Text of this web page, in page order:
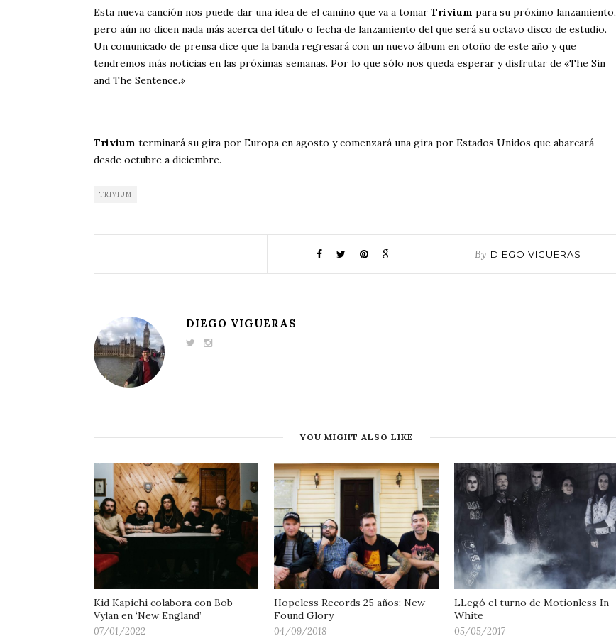
Esta nueva canción nos puede dar una idea de el camino que va a tomar Trivium para su próximo lanzamiento,
pero aún no dicen nada más acerca del título o fecha de lanzamiento del que será su octavo disco de estudio.
Un comunicado de prensa dice que la banda regresará con un nuevo álbum en otoño de este año y que
tendremos más noticias en las próximas semanas. Por lo que sólo nos queda esperar y disfrutar de «The Sin
and The Sentence.»
Trivium terminará su gira por Europa en agosto y comenzará una gira por Estados Unidos que abarcará
desde octubre a diciembre.
TRIVIUM
By DIEGO VIGUERAS
DIEGO VIGUERAS
YOU MIGHT ALSO LIKE
Kid Kapichi colabora con Bob
Vylan en ‘New England’
07/01/2022
Hopeless Records 25 años: New
Found Glory
04/09/2018
LLegó el turno de Motionless In
White
05/05/2017